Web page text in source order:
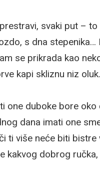
svaki put –
s dna stepenika…
se prikrada kao
kapi skliznu niz oluk.
one duboke bore
dana imati one
ti više neće biti
kakvog dobrog